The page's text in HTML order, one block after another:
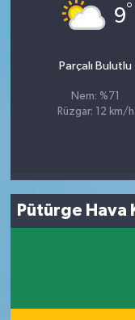
9°
Parçalı Bulutlu
Nem: %71
Rüzgar: 12 km/h
Pütürge Hava